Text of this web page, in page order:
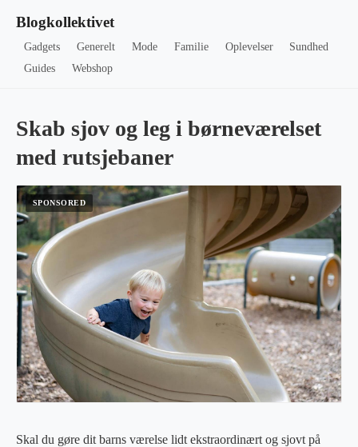
Blogkollektivet
Gadgets Generelt Mode Familie Oplevelser
Sundhed
Guides
Webshop
Skab sjov og leg i børneværelset
med rutsjebaner
Skal du gøre dit barns værelse lidt ekstraordinært og sjovt på